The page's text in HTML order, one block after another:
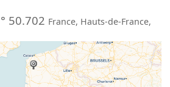
50.702 France, Hauts-de-France,